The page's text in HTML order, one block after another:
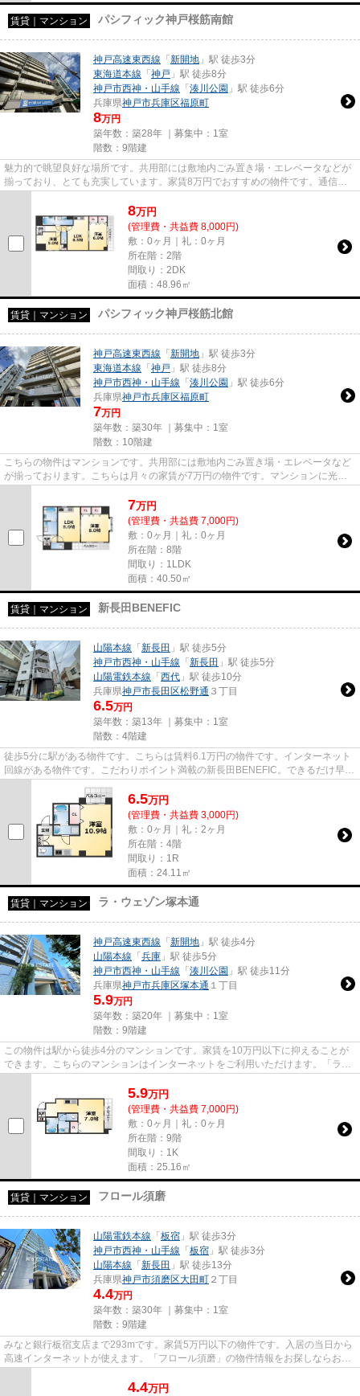
賃貸｜マンション パシフィック神戸桜筋南館
神戸高速東西線 「 新開地 」駅 徒歩3分
東海道本線 「 神戸 」駅 徒歩8分
神戸市西神・山手線 「 湊川公園 」駅 徒歩6分
兵庫県神戸市兵庫区福原町
8万円
築年数：築28年 ｜募集中： 1室
階数：9階建
魅力的で眺望良好な場所です。共用部には敷地内ごみ置き場・エレベータなどが
揃っており、とても充実しています。家賃8万円でおすすめの物件です。通信速
8万円
(管理費・共益費 8,000円)
敷：0ヶ月｜礼：0ヶ月
所在階：2階
間取り：2DK
面積：48.96㎡
賃貸｜マンション パシフィック神戸桜筋北館
神戸高速東西線 「 新開地 」駅 徒歩3分
東海道本線 「 神戸 」駅 徒歩8分
神戸市西神・山手線 「 湊川公園 」駅 徒歩6分
兵庫県神戸市兵庫区福原町
7万円
築年数：築30年 ｜募集中： 1室
階数：10階建
こちらの物件はマンションです。共用部には敷地内ごみ置き場・エレベータなど
が揃っております。こちらは月々の家賃が7万円の物件です。マンションに光回
7万円
(管理費・共益費 7,000円)
敷：0ヶ月｜礼：0ヶ月
所在階：8階
間取り：1LDK
面積：40.50㎡
賃貸｜マンション 新長田BENEFIC
山陽本線 「 新長田 」駅 徒歩5分
神戸市西神・山手線 「 新長田 」駅 徒歩5分
山陽電鉄本線 「 西代 」駅 徒歩10分
兵庫県神戸市長田区松野通 ３丁目
6.5万円
築年数：築13年 ｜募集中： 1室
階数：4階建
徒歩5分に駅がある物件です。こちらは賃料6.1万円の物件です。インターネット
回線がある物件です。こだわりポイント満載の新長田BENEFIC。できるだけ早め
6.5万円
(管理費・共益費 3,000円)
敷：0ヶ月｜礼：2ヶ月
所在階：4階
間取り：1R
面積：24.11㎡
賃貸｜マンション ラ・ウェゾン塚本通
神戸高速東西線 「 新開地 」駅 徒歩4分
山陽本線 「 兵庫 」駅 徒歩5分
神戸市西神・山手線 「 湊川公園 」駅 徒歩11分
兵庫県神戸市兵庫区塚本通 １丁目
5.9万円
築年数：築20年 ｜募集中： 1室
階数：9階建
この物件は駅から徒歩4分のマンションです。家賃を10万円以下に抑えることが
できます。こちらのマンションはインターネットをご利用いただけます。「ラ・
5.9万円
(管理費・共益費 7,000円)
敷：0ヶ月｜礼：0ヶ月
所在階：9階
間取り：1K
面積：25.16㎡
賃貸｜マンション フロール須磨
山陽電鉄本線 「 板宿 」駅 徒歩3分
神戸市西神・山手線 「 板宿 」駅 徒歩3分
山陽本線 「 新長田 」駅 徒歩13分
兵庫県神戸市須磨区大田町 ２丁目
4.4万円
築年数：築30年 ｜募集中： 1室
階数：9階建
みなと銀行板宿支店まで293mです。家賃5万円以下の物件です。入居の当日から
高速インターネットが使えます。「フロール須磨」の物件情報をお探しならお気
4.4万円